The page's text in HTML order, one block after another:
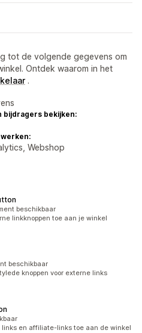
tot de volgende gegevens om
Ontdek waarom in het
.
bijdragers bekijken:
Webshop
beschikbaar
linkknoppen toe aan je winkel
beschikbaar
knoppen voor externe links
links en affiliate-links toe aan de winkel